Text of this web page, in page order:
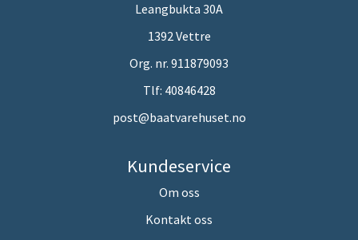
Leangbukta 30A
1392 Vettre
Org. nr. 911879093
Tlf: 40846428
post@baatvarehuset.no
Kundeservice
Om oss
Kontakt oss